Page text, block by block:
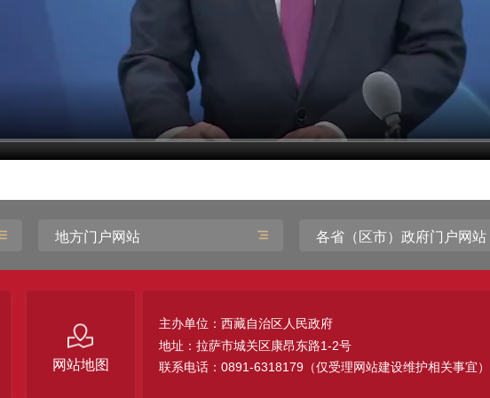
地方门户网站 各省（区市）政府门户网站
网站地图
主办单位：西藏自治区人民政府
地址：拉萨市城关区康昂东路1-2号
联系电话：0891-6318179（仅受理网站建设维护相关事宜）